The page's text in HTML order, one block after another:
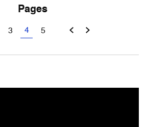
Pages
3 4 5